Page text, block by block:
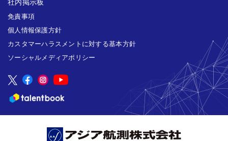
社内掲示板
免責事項
個人情報保護方針
カスタマーハラスメントに対する基本方針
ソーシャルメディアポリシー